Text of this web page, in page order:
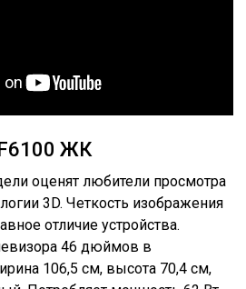
F6100 ЖК
оценят любители просмотра
3D. Четкость изображения
отличие устройства.
46 дюймов в
106,5 см, высота 70,4 см,